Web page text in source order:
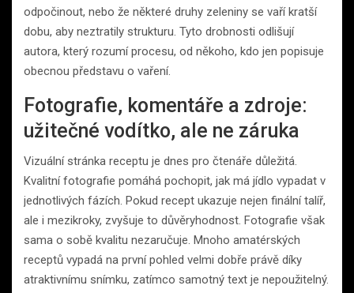
odpočinout, nebo že některé druhy zeleniny se vaří kratší
dobu, aby neztratily strukturu. Tyto drobnosti odlišují
autora, který rozumí procesu, od někoho, kdo jen popisuje
obecnou představu o vaření.
Fotografie, komentáře a zdroje:
užitečné vodítko, ale ne záruka
Vizuální stránka receptu je dnes pro čtenáře důležitá.
Kvalitní fotografie pomáhá pochopit, jak má jídlo vypadat v
jednotlivých fázích. Pokud recept ukazuje nejen finální talíř,
ale i mezikroky, zvyšuje to důvěryhodnost. Fotografie však
sama o sobě kvalitu nezaručuje. Mnoho amatérských
receptů vypadá na první pohled velmi dobře právě díky
atraktivnímu snímku, zatímco samotný text je nepoužitelný.